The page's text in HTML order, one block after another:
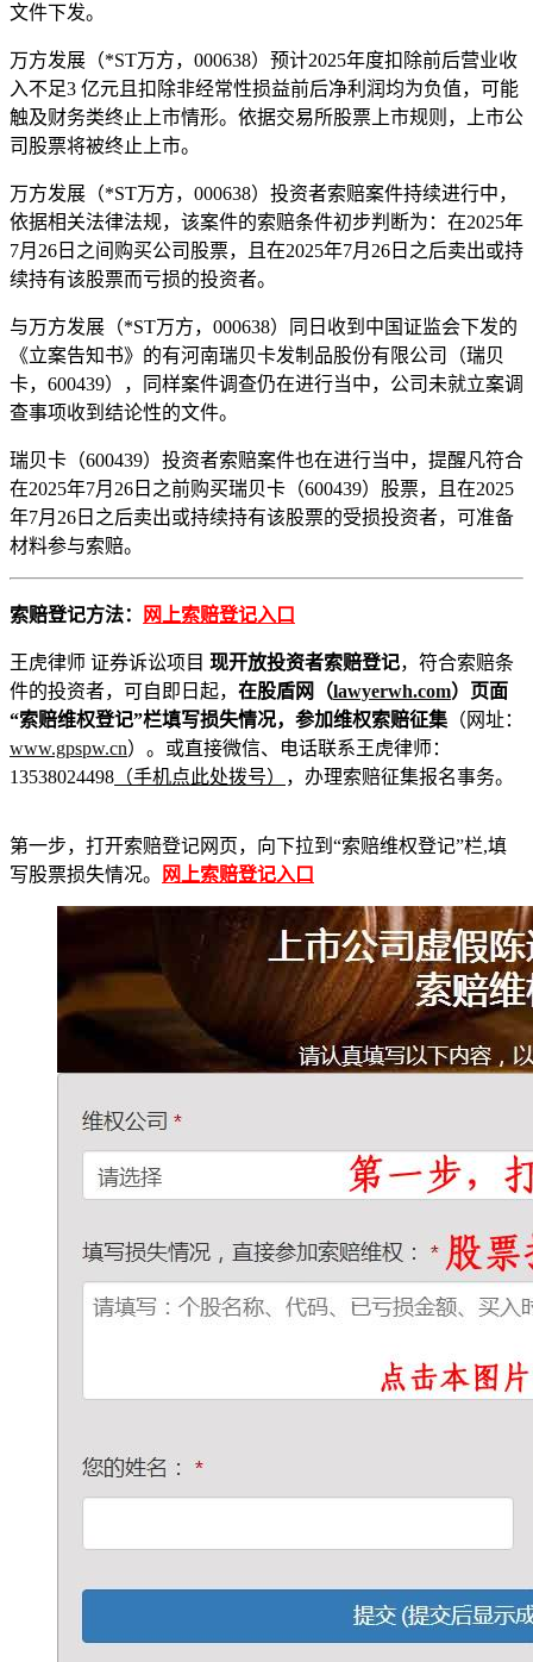
文件下发。
万方发展（*ST万方，000638）预计2025年度扣除前后营业收
入不足3 亿元且扣除非经常性损益前后净利润均为负值，可能
触及财务类终止上市情形。依据交易所股票上市规则，上市公
司股票将被终止上市。
万方发展（*ST万方，000638）投资者索赔案件持续进行中，
依据相关法律法规，该案件的索赔条件初步判断为：在2025年
7月26日之间购买公司股票，且在2025年7月26日之后卖出或持
续持有该股票而亏损的投资者。
与万方发展（*ST万方，000638）同日收到中国证监会下发的
《立案告知书》的有河南瑞贝卡发制品股份有限公司（瑞贝
卡，600439），同样案件调查仍在进行当中，公司未就立案调
查事项收到结论性的文件。
瑞贝卡（600439）投资者索赔案件也在进行当中，提醒凡符合
在2025年7月26日之前购买瑞贝卡（600439）股票，且在2025
年7月26日之后卖出或持续持有该股票的受损投资者，可准备
材料参与索赔。
索赔登记方法： 网上索赔登记入口
王虎律师 证券诉讼项目 现开放投资者索赔登记，符合索赔条
件的投资者，可自即日起， 在股盾网（lawyerwh.com）页面
“索赔维权登记”栏填写损失情况，参加维权索赔征集 （网址：
www.gpspw.cn）。或直接微信、电话联系王虎律师：
13538024498 （手机点此处拨号） ，办理索赔征集报名事务。
第一步，打开索赔登记网页，向下拉到“索赔维权登记”栏,填
写股票损失情况。
网上索赔登记入口